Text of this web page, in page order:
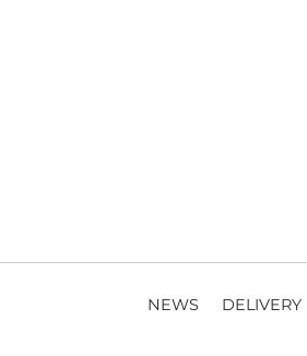
NEWS DELIVERY